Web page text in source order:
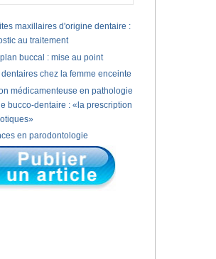
maxillaires d'origine dentaire :
au traitement
buccal : mise au point
dentaires chez la femme enceinte
médicamenteuse en pathologie
bucco-dentaire : «la prescription
en parodontologie